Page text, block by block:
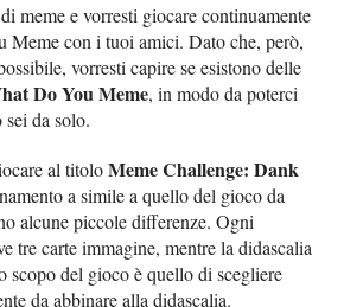
meme e vorresti giocare continuamente
Meme con i tuoi amici. Dato che, però,
vorresti capire se esistono delle
Do You Meme, in modo da poterci
sei da solo.
al titoloMeme Challenge: Dank
a simile a quello del gioco da
alcune piccole differenze. Ogni
tre carte immagine, mentre la didascalia
scopo del gioco è quello di scegliere
da abbinare alla didascalia.